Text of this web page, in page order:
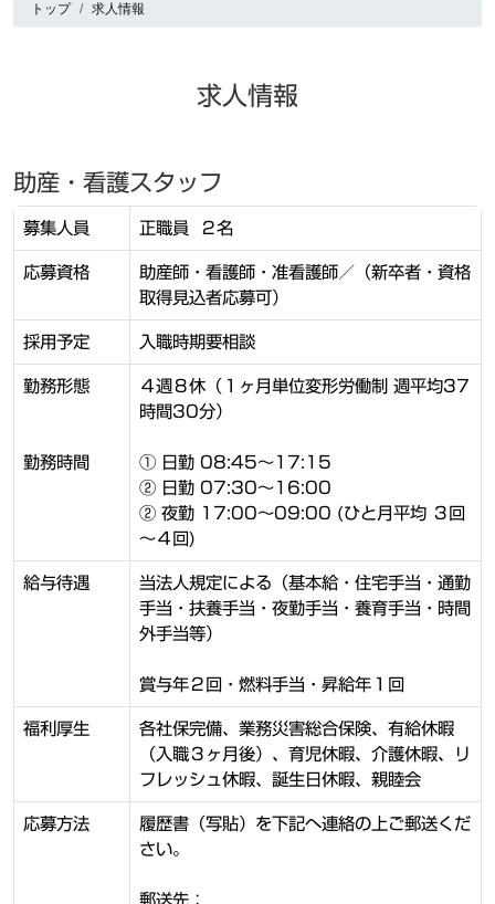
トップ 求人情報
求人情報
助産・看護スタッフ
募集人員 正職員 ２名
応募資格
助産師・看護師・准看護師／（新卒者・資格
取得見込者応募可）
採用予定 入職時期要相談
勤務形態
勤務時間
４週８休（１ヶ月単位変形労働制 週平均37
時間30分）
① 日勤 08:45～17:15
② 日勤 07:30～16:00
② 夜勤 17:00～09:00 (ひと月平均 ３回
～４回)
給与待遇
当法人規定による（基本給・住宅手当・通勤
手当・扶養手当・夜勤手当・養育手当・時間
外手当等）
賞与年２回・燃料手当・昇給年１回
福利厚生
各社保完備、業務災害総合保険、有給休暇
（入職３ヶ月後）、育児休暇、介護休暇、リ
フレッシュ休暇、誕生日休暇、親睦会
応募方法
履歴書（写貼）を下記へ連絡の上ご郵送くだ
さい。
郵送先：